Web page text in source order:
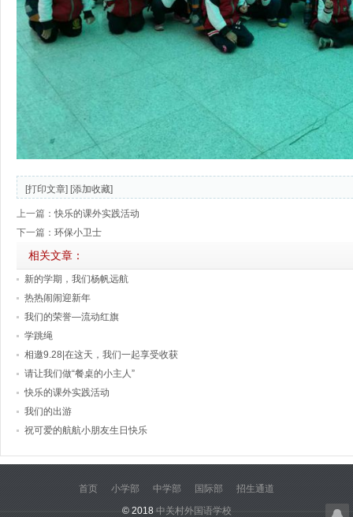
[打印文章] [添加收藏]
上一篇：快乐的课外实践活动
下一篇： 环保小卫士
相关文章：
新的学期，我们杨帆远航
热热闹闹迎新年
我们的荣誉—流动红旗
学跳绳
相邀9.28|在这天，我们一起享受收获
请让我们做“餐桌的小主人”
快乐的课外实践活动
我们的出游
祝可爱的航航小朋友生日快乐
首页 小学部 中学部 国际部
招生通道
© 2018 中关村外国语学校